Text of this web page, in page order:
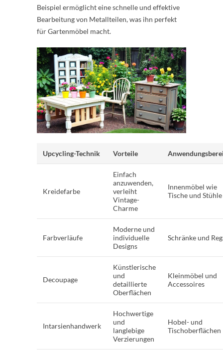
Beispiel ermöglicht eine schnelle und effektive
Bearbeitung von Metallteilen, was ihn perfekt
für Gartenmöbel macht.
Upcycling-Technik Vorteile
Kreidefarbe
Einfach
anzuwenden,
verleiht
Vintage-
Charme
Innenmöbel wie
Tische und Stühle
Farbverläufe
Moderne und
individuelle
Designs
Schränke und
Decoupage
Künstlerische
und
detaillierte
Oberflächen
Kleinmöbel und
Accessoires
Intarsienhandwerk
Hochwertige
und
langlebige
Verzierungen
Hobel- und
Tischoberflächen